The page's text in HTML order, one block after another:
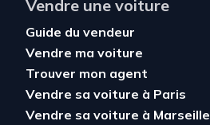
Vendre une voiture
Guide du vendeur
Vendre ma voiture
Trouver mon agent
Vendre sa voiture à Paris
Vendre sa voiture à Marseille